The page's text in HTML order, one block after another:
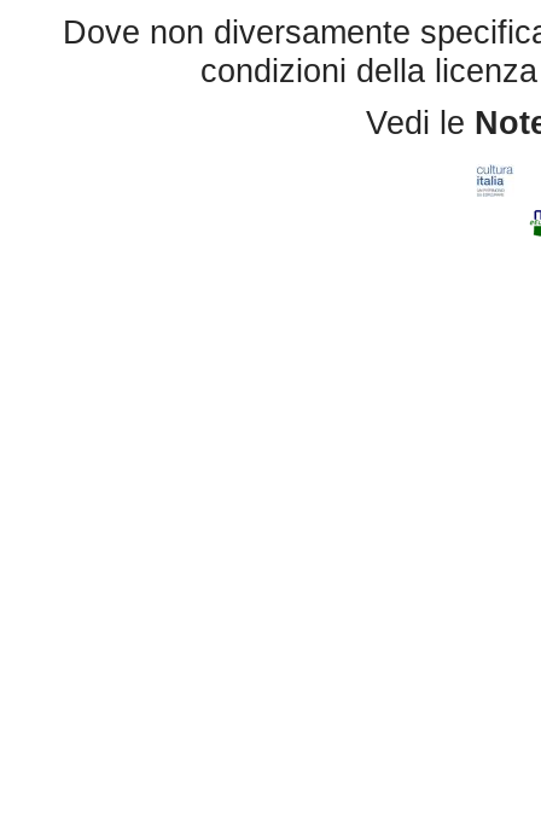
Dove non diversamente
condizioni della
Vedi le